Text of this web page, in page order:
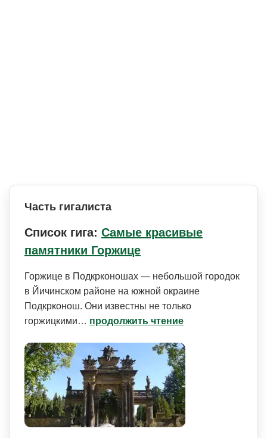
Часть гигалиста
Список гига: Самые красивые
памятники Горжице
Горжице в Подкрконошах — небольшой городок
в Йичинском районе на южной окраине
Подкрконош. Они известны не только
горжицкими… продолжить чтение